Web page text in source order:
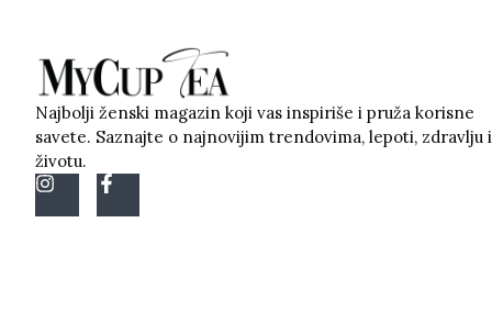
Najbolji ženski magazin koji vas inspiriše i pruža korisne
savete. Saznajte o najnovijim trendovima, lepoti, zdravlju i
životu.